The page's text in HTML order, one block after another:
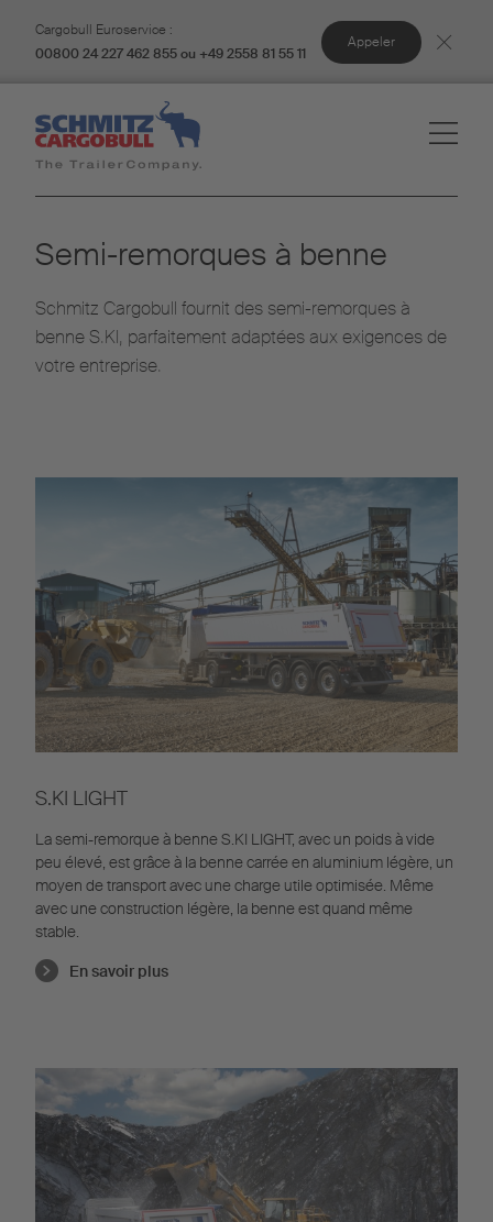
Cargobull Euroservice :
00800 24 227 462 855 ou +49 2558 81 55 11
Appeler
Semi-remorques à benne
Schmitz Cargobull fournit des semi-remorques à
benne S.KI, parfaitement adaptées aux exigences de
votre entreprise.
S.KI LIGHT
La semi-remorque à benne S.KI LIGHT, avec un poids à vide
peu élevé, est grâce à la benne carrée en aluminium légère, un
moyen de transport avec une charge utile optimisée. Même
avec une construction légère, la benne est quand même
stable.
En savoir plus